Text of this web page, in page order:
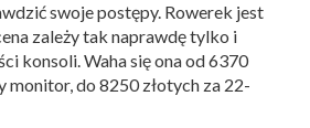
swoje postępy. Rowerek jest
zależy tak naprawdę tylko i
konsoli. Waha się ona od 6370
monitor, do 8250 złotych za 22-